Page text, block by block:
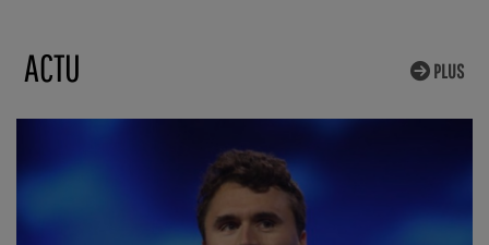
PLUS
ACTU